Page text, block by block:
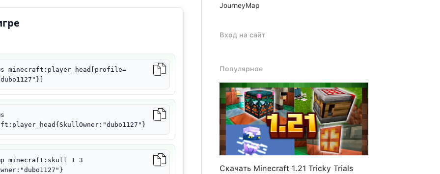
minecraft:player_head[profile=
minecraft:skull 1 3
JourneyMap
Вход на сайт
Популярное
Скачать Minecraft 1.21 Tricky Trials